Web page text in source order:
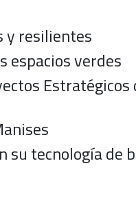
y resilientes
espacios verdes
Estratégicos
tecnología de